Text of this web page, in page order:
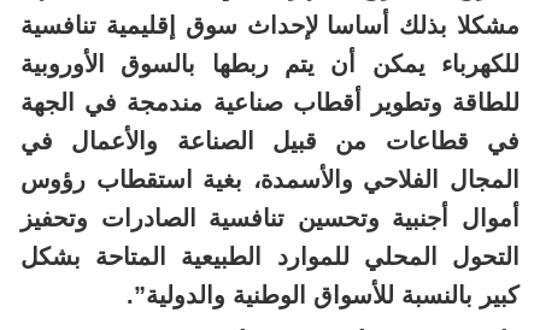
للكهرباء يمكن أن يتم ربطها بالسوق الأوروبية
للطاقة وتطوير أقطاب صناعية مندمجة في الجهة
في قطاعات من قبيل الصناعة والأعمال في
المجال الفلاحي والأسمدة، بغية استقطاب رؤوس
أموال أجنبية وتحسين تنافسية الصادرات وتحفيز
التحول المحلي للموارد الطبيعية المتاحة بشكل
كبير بالنسبة للأسواق الوطنية والدولية”.
وأبرز الجانبان أنه “ينتظر أن يتيح هذا المشروع